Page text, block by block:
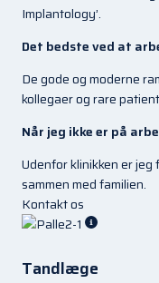
Implantology’.
Det bedste ved at
De gode og moderne
kollegaer og rare
Når jeg ikke er på
Udenfor klinikken er
sammen med familien.
Kontakt os
Tandlæge